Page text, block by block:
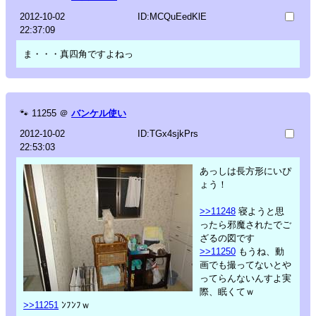
2012-10-02
22:37:09
ID:MCQuEedKlE
ま・・・真四角ですよねっ
🐾 11255 ＠ バンケル使い
2012-10-02
22:53:03
ID:TGx4sjkPrs
あっしは長方形にいぴ
ょう！
>>11248 寝ようと思
ったら邪魔されたでご
ざるの図です
>>11250 もうね、動
画でも撮ってないとや
ってらんないんすよ実
際、眠くてｗ
>>11251 ﾝﾌﾝﾌｗ